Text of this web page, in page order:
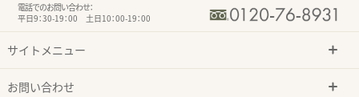
電話でのお問い合わせ：
平日9：30-19：00 土日10：00-19：00
サイトメニュー
お問い合わせ